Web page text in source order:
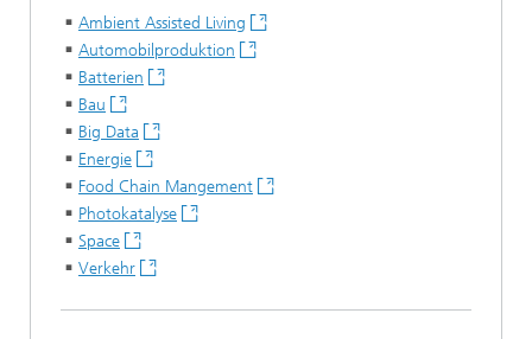
Ambient Assisted Living
Automobilproduktion
Batterien
Bau
Big Data
Energie
Food Chain Mangement
Photokatalyse
Space
Verkehr